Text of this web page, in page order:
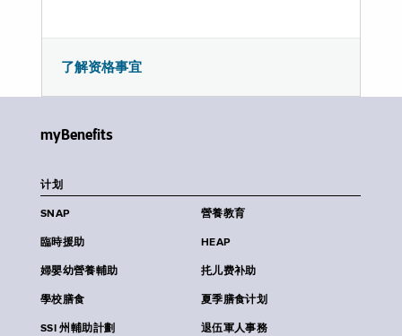
了解资格事宜
myBenefits
计划
SNAP 營養教育
臨時援助 HEAP
婦嬰幼營養輔助 扥儿费补助
學校膳食 夏季膳食计划
SSI 州輔助計劃 退伍軍人事務